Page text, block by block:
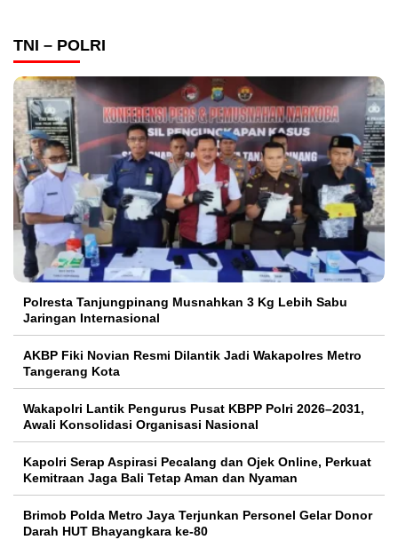
TNI – POLRI
Polresta Tanjungpinang Musnahkan 3 Kg Lebih Sabu
Jaringan Internasional
AKBP Fiki Novian Resmi Dilantik Jadi Wakapolres Metro
Tangerang Kota
Wakapolri Lantik Pengurus Pusat KBPP Polri 2026–2031,
Awali Konsolidasi Organisasi Nasional
Kapolri Serap Aspirasi Pecalang dan Ojek Online, Perkuat
Kemitraan Jaga Bali Tetap Aman dan Nyaman
Brimob Polda Metro Jaya Terjunkan Personel Gelar Donor
Darah HUT Bhayangkara ke-80